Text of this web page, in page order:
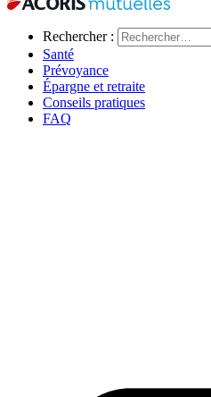
Rechercher :
Santé
Prévoyance
Épargne et retraite
Conseils pratiques
FAQ